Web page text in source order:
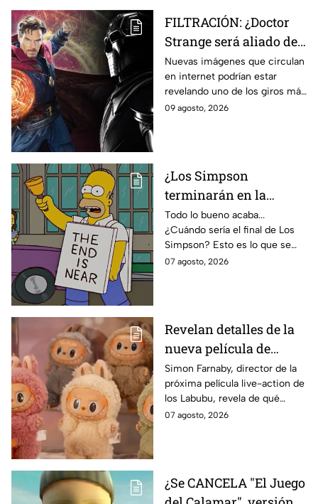
FILTRACIÓN: ¿Doctor
Strange será aliado de
Doctor Doom en
Avengers: Doomsday?
Esto revelan las nuevas
imágenes filtradas
Nuevas imágenes que circulan
en internet podrían estar
revelando uno de los giros más
inesperados de Doctor Strange
09 agosto, 2026
¿Los Simpson
terminarán en la
temporada 40? Actriz
de Bart Simpson da
IMPACTANTE
declaración
Todo lo bueno acaba...
¿Cuándo sería el final de Los
Simpson? Esto es lo que se
sabe:
07 agosto, 2026
Revelan detalles de la
nueva película de
Labubu: de qué tratará
y cuándo se estrena
Simon Farnaby, director de la
próxima película live-action de
los Labubu, revela de qué
tratará la cinta. Aquí te
07 agosto, 2026
¿Se CANCELA "El Juego